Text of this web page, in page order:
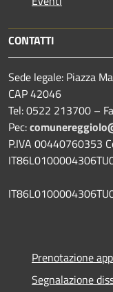
CONTATTI
Sede legale: Piazza
CAP 42046
Tel: 0522 213700 –
Pec:
P.IVA 00440760353
Prenotazione
Segnalazione